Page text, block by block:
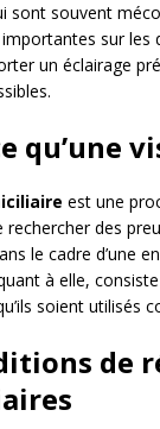
sont souvent
sur les
un éclairage
qu’une
est une
rechercher des
le cadre d’une
à elle,
soient utilisés
de